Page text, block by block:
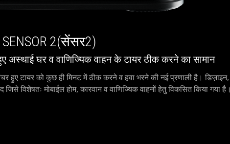
SENSOR 2(सेंसर2)
अस्थाई घर व वाणिज्यिक वाहन के टायर ठीक करने का सामान
हुए टायर को कुछ ही मिनट में ठीक करने व हवा भरने की नई प्रणाली है। डिज़ाइन,
जिसे विशेषतः मोबाईल होम, कारवान व वाणिज्यिक वाहनों हेतु विकसित किया गया है।